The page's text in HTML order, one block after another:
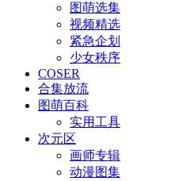
图萌选集
视频精选
紧急企划
少女秩序
COSER
合集放流
图萌百科
实用工具
次元区
画师专辑
动漫图集